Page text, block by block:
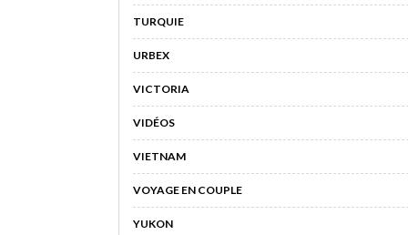
TURQUIE
URBEX
VICTORIA
VIDÉOS
VIETNAM
VOYAGE EN COUPLE
YUKON